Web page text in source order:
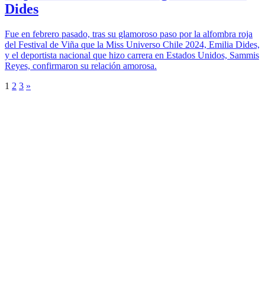
Dides
Fue en febrero pasado, tras su glamoroso paso por la alfombra roja
del Festival de Viña que la Miss Universo Chile 2024, Emilia Dides,
y el deportista nacional que hizo carrera en Estados Unidos, Sammis
Reyes, confirmaron su relación amorosa.
1 2 3 »